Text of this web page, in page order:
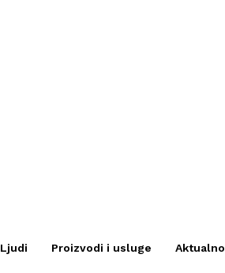
Ljudi Proizvodi i usluge Aktualno